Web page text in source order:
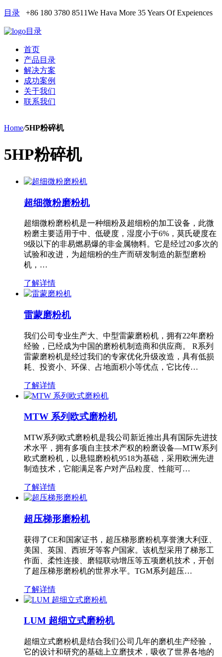
目录 +86 180 3780 8511We Hava More 35 Years Of Expeiences
目录
首页
产品目录
解决方案
成功案例
关于我们
联系我们
Home/5HP粉碎机
5HP粉碎机
超细微粉磨粉机
超细微粉磨粉机是一种细粉及超细粉的加工设备，此微
粉磨主要适用于中、低硬度，湿度小于6%，莫氏硬度在
9级以下的非易燃易爆的非金属物料。它是经过20多次的
试验和改进，为超细粉的生产而研发制造的新型磨粉
机，…
了解详情
雷蒙磨粉机
我们公司专业生产大、中型雷蒙磨粉机，拥有22年磨粉
经验，已经成为中国的磨粉机制造商和供应商。 R系列
雷蒙磨粉机是经过我们的专家优化升级改造，具有低损
耗、投资小、环保、占地面积小等优点，它比传…
了解详情
MTW 系列欧式磨粉机
MTW系列欧式磨粉机是我公司新近推出具有国际先进技
术水平，拥有多项自主技术产权的粉磨设备—MTW系列
欧式磨粉机，以悬辊磨粉机9518为基础，采用欧洲先进
制造技术，它能满足客户对产品粒度、性能可…
了解详情
超压梯形磨粉机
获得了CE和国家证书，超压梯形磨粉机享誉澳大利亚、
美国、英国、西班牙等客户国家。该机型采用了梯形工
作面、柔性连接、磨辊联动增压等五项磨机技术，开创
了超压梯形磨粉机的世界水平。TGM系列超压…
了解详情
LUM 超细立式磨粉机
超细立式磨粉机是结合我们公司几年的磨机生产经验，
它的设计和研究的基础上立磨技术，吸收了世界各地的